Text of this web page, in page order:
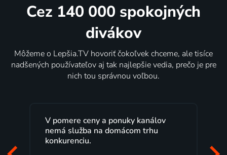
Cez 140 000 spokojných
divákov
Môžeme o Lepšia.TV hovoriť čokoľvek chceme, ale tisíce
nadšených používateľov aj tak najlepšie vedia, prečo je pre
nich tou správnou voľbou.
V pomere ceny a ponuky kanálov
nemá služba na domácom trhu
konkurenciu.